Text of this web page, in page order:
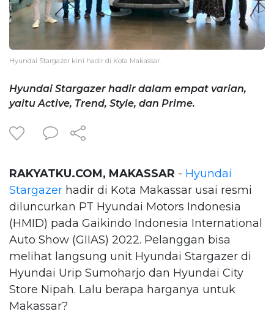
Hyundai Stargazer kini hadir di Kota Makassar.
Hyundai Stargazer hadir dalam empat varian,
yaitu Active, Trend, Style, dan Prime.
RAKYATKU.COM, MAKASSAR - Hyundai
Stargazer hadir di Kota Makassar usai resmi
diluncurkan PT Hyundai Motors Indonesia
(HMID) pada Gaikindo Indonesia International
Auto Show (GIIAS) 2022. Pelanggan bisa
melihat langsung unit Hyundai Stargazer di
Hyundai Urip Sumoharjo dan Hyundai City
Store Nipah. Lalu berapa harganya untuk
Makassar?